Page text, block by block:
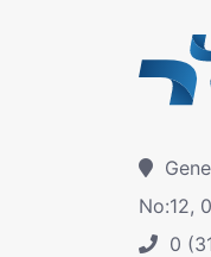
No:12,
0